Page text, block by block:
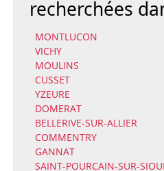
recherchées
MONTLUCON
VICHY
MOULINS
CUSSET
YZEURE
DOMERAT
BELLERIVE-SUR-ALLIER
COMMENTRY
GANNAT
SAINT-POURCAIN-SUR-